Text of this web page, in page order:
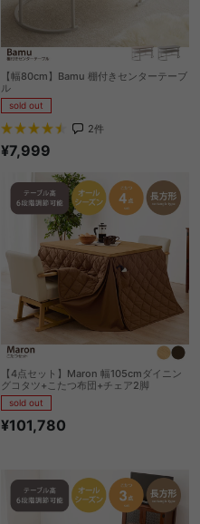
【幅80cm】Bamu 棚付きセンターテーブ
ル
sold out
2件
¥7,999
【4点セット】Maron 幅105cmダイニン
グコタツ+こたつ布団+チェア2脚
sold out
¥101,780